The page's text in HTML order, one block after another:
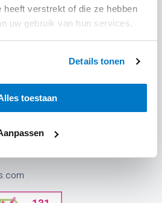
heeft verstrekt of die ze hebben
uw gebruik van hun services.
Details tonen
toestaan